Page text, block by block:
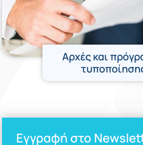
Αρχές και
Εγγραφή στο